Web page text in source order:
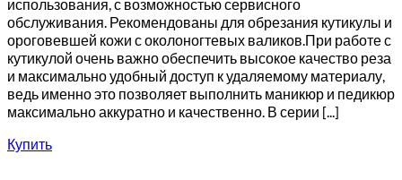
использования, с возможностью сервисного
обслуживания. Рекомендованы для обрезания кутикулы и
ороговевшей кожи с околоногтевых валиков.При работе с
кутикулой очень важно обеспечить высокое качество реза
и максимально удобный доступ к удаляемому материалу,
ведь именно это позволяет выполнить маникюр и педикюр
максимально аккуратно и качественно. В серии [...]
Купить